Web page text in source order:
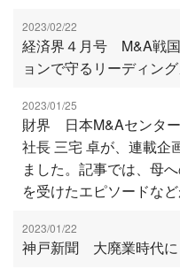
2023/02/22
経済界４月号 M&A戦
ョンで守るリーディン
2023/01/25
財界 日本M&Aセンタ
社長 三宅 卓が、連載企
ました。記事では、母
を受けたエピソードな
2023/01/22
神戸新聞 大廃業時代に